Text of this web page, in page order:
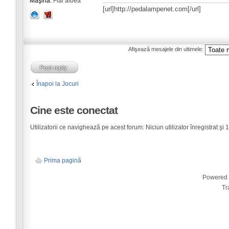
[url]http://pedalampenet.com[/url]
Afişează mesajele din ultimele:
Înapoi la Jocuri
Cine este conectat
Utilizatorii ce navighează pe acest forum: Niciun utilizator înregistrat şi
Prima pagină